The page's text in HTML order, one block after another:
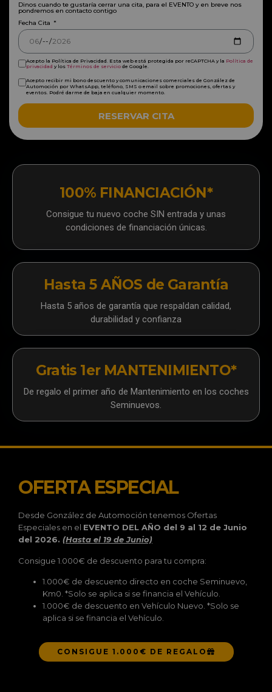
Dinos cuando te gustaría cerrar una cita, para el EVENTO y en breve nos
pondremos en contacto contigo
Fecha Cita
Acepto la Política de Privacidad. Esta web está protegida por reCAPTCHA y la Política de
privacidad y los Términos de servicio de Google.
Acepto recibir mi bono descuento y comunicaciones comerciales de González de
Automoción por WhatsApp, teléfono, SMS o email sobre promociones, ofertas y
eventos. Podré darme de baja en cualquier momento.
RESERVAR CITA
100% FINANCIACIÓN*
Consigue tu nuevo coche SIN entrada y unas
condiciones de financiación únicas.
Hasta 5 AÑOS de Garantía
Hasta 5 años de garantía que respaldan calidad,
durabilidad y confianza
Gratis 1er MANTENIMIENTO*
De regalo el primer año de Mantenimiento en los coches
Seminuevos.
OFERTA ESPECIAL
Desde González de Automoción tenemos Ofertas
Especiales en el EVENTO DEL AÑO del 9 al 12 de Junio
del 2026. (Hasta el 19 de Junio)
Consigue 1.000€ de descuento para tu compra:
1.000€ de descuento directo en coche Seminuevo,
Km0. *Solo se aplica si se financia el Vehículo.
1.000€ de descuento en Vehículo Nuevo. *Solo se
aplica si se financia el Vehículo.
CONSIGUE 1.000€ DE REGALO